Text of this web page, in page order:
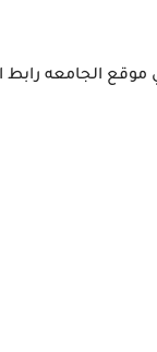
موقع الجامعه